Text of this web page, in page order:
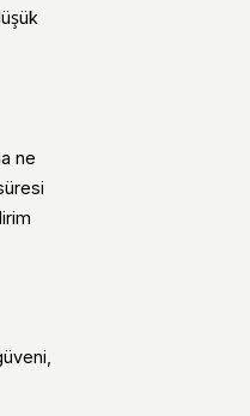
ne